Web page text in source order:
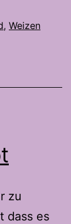
, Weizen
zu
dass es